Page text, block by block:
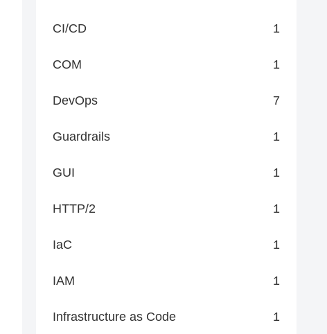
CI/CD 1
COM 1
DevOps 7
Guardrails 1
GUI 1
HTTP/2 1
IaC 1
IAM 1
Infrastructure as Code 1